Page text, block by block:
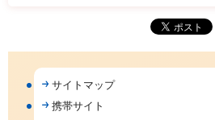
サイトマップ
携帯サイト